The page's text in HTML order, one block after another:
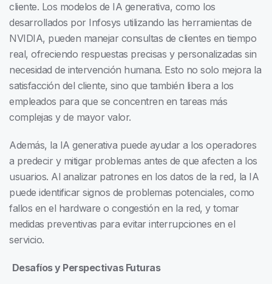
cliente. Los modelos de IA generativa, como los
desarrollados por Infosys utilizando las herramientas de
NVIDIA, pueden manejar consultas de clientes en tiempo
real, ofreciendo respuestas precisas y personalizadas sin
necesidad de intervención humana. Esto no solo mejora la
satisfacción del cliente, sino que también libera a los
empleados para que se concentren en tareas más
complejas y de mayor valor.
Además, la IA generativa puede ayudar a los operadores
a predecir y mitigar problemas antes de que afecten a los
usuarios. Al analizar patrones en los datos de la red, la IA
puede identificar signos de problemas potenciales, como
fallos en el hardware o congestión en la red, y tomar
medidas preventivas para evitar interrupciones en el
servicio.
Desafíos y Perspectivas Futuras